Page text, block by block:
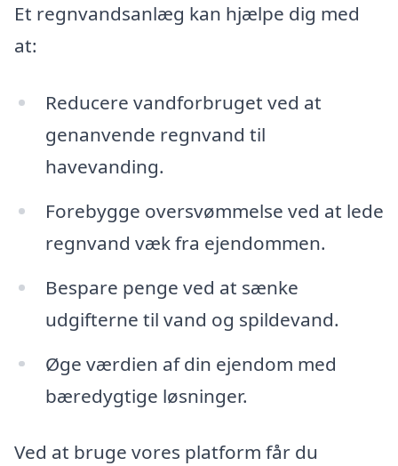
Et regnvandsanlæg kan hjælpe dig med
at:
Reducere vandforbruget ved at
genanvende regnvand til
havevanding.
Forebygge oversvømmelse ved at lede
regnvand væk fra ejendommen.
Bespare penge ved at sænke
udgifterne til vand og spildevand.
Øge værdien af din ejendom med
bæredygtige løsninger.
Ved at bruge vores platform får du